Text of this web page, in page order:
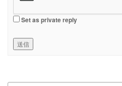
Set as private reply
送信